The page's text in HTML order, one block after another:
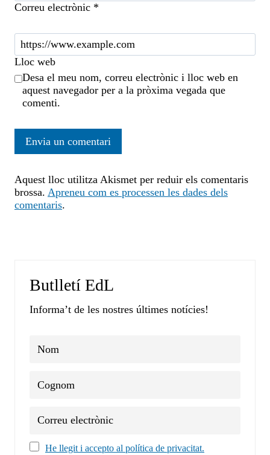
Correu electrònic *
Lloc web
Desa el meu nom, correu electrònic i lloc web en
aquest navegador per a la pròxima vegada que
comenti.
Aquest lloc utilitza Akismet per reduir els comentaris
brossa. Apreneu com es processen les dades dels
comentaris.
Butlletí EdL
Informa’t de les nostres últimes notícies!
He llegit i accepto al política de privacitat.